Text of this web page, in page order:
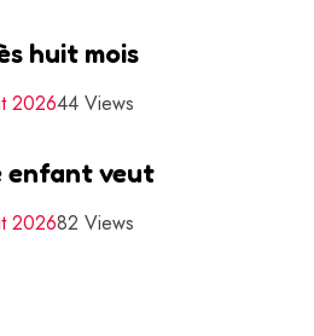
huit mois
202644 Views
enfant veut
202682 Views